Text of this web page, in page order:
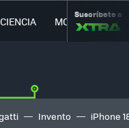
CIENCIA MOVILIDAD
Suscríbete a
Invento iPhone